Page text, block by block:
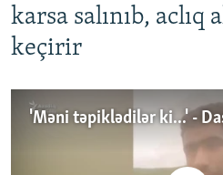
karsa salınıb, aclıq
keçirir